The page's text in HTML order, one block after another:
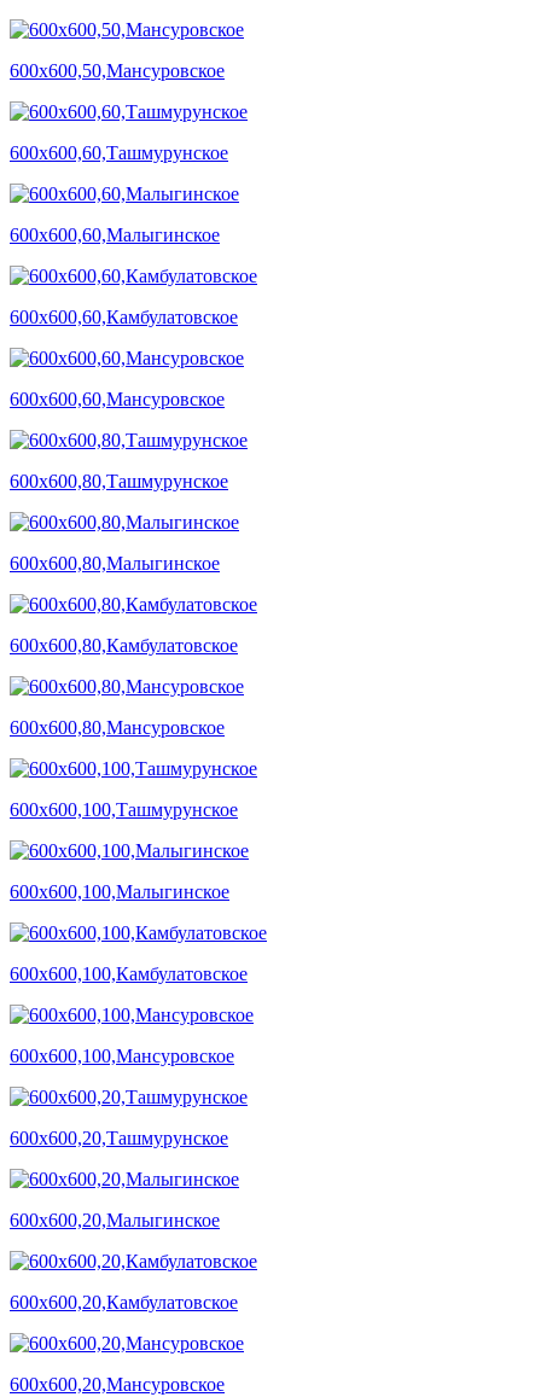
600х600,50,Мансуровское
600х600,60,Ташмурунское
600х600,60,Малыгинское
600х600,60,Камбулатовское
600х600,60,Мансуровское
600х600,80,Ташмурунское
600х600,80,Малыгинское
600х600,80,Камбулатовское
600х600,80,Мансуровское
600х600,100,Ташмурунское
600х600,100,Малыгинское
600х600,100,Камбулатовское
600х600,100,Мансуровское
600х600,20,Ташмурунское
600х600,20,Малыгинское
600х600,20,Камбулатовское
600х600,20,Мансуровское